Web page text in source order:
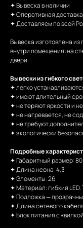
✦ Вывеска в наличии
✦ Оперативная доставка
✦ Доставляем по всей
Вывеска изготовлена из
внутри помещения: на
двери.
Вывески из гибкого
✦ легко
✦ имеют длительный
✦ не теряют яркости и
✦ не нагревается, не
✦ не требуют
✦ экологически
Подробные
✦ Габаритный размер: 80
✦ Длина неона: 4,3
✦ Элементы: 26
✦ Материал: гибкий
✦ Подложка —
✦ Длина сетевого
✦ Блок питания с